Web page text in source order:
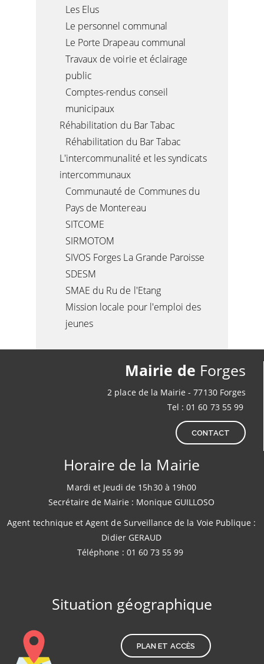
Les Elus
Le personnel communal
Le Porte Drapeau communal
Travaux de voirie et éclairage
public
Comptes-rendus conseil
municipaux
Réhabilitation du Bar Tabac
Réhabilitation du Bar Tabac
L'intercommunalité et les syndicats
intercommunaux
Communauté de Communes du
Pays de Montereau
SITCOME
SIRMOTOM
SIVOS Forges La Grande Paroisse
SDESM
SMAE du Ru de l'Etang
Mission locale pour l'emploi des
jeunes
Mairie de Forges
2 place de la Mairie - 77130 Forges
Tel : 01 60 73 55 99
CONTACT
Horaire de la Mairie
Mardi et Jeudi de 15h30 à 19h00
Secrétaire de Mairie : Monique GUILLOSO
Agent technique et Agent de Surveillance de la Voie Publique :
Didier GERAUD
Téléphone : 01 60 73 55 99
Situation géographique
PLAN ET ACCÈS